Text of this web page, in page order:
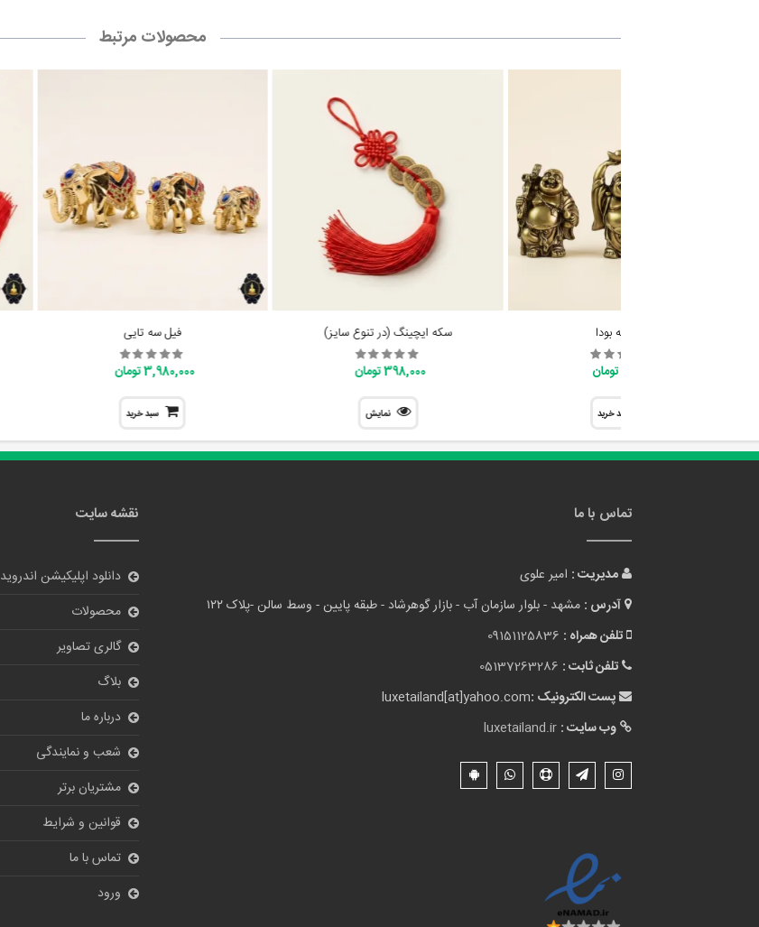
محصولات مرتبط
مجسمه بودا
سبد خرید
سکه ایچینگ (در تنوع سایز)
398,000 تومان
نمایش
فیل سه تایی
3,980,000 تومان
سبد خرید
تماس با ما
مدیریت : امیر علوی
آدرس : مشهد - بلوار سازمان آب - بازار گوهرشاد - طبقه پایین - وسط سالن -پلاک ۱۲۲
تلفن همراه : 09151125836
تلفن ثابت : 05137263286
پست الکترونیک :luxetailand[at]yahoo.com
وب سایت : luxetailand.ir
نقشه سایت
دانلود اپلیکیشن اندروید
محصولات
گالری تصاویر
بلاگ
درباره ما
شعب و نمایندگی
مشتریان برتر
قوانین و شرایط
تماس با ما
ورود